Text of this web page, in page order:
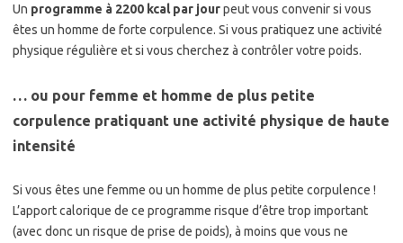
Un programme à 2200 kcal par jourpeut vous convenir si vous
êtes un homme de forte corpulence. Si vous pratiquez une activité
physique régulière et si vous cherchez à contrôler votre poids.
… ou pour femme et homme de plus petite
corpulence pratiquant une activité physique de haute
intensité
Si vous êtes une femme ou un homme de plus petite corpulence !
L’apport calorique de ce programme risque d’être trop important
(avec donc un risque de prise de poids), à moins que vous ne